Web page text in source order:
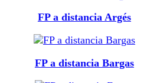
FP a distancia Argés
FP a distancia Bargas